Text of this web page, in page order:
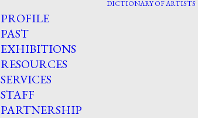
PROFILE
PAST
EXHIBITIONS
RESOURCES
SERVICES
STAFF
PARTNERSHIP
DICTIONARY OF ARTISTS